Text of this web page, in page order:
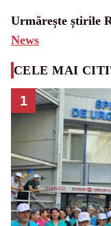
Urmărește știrile
News
CELE MAI
1